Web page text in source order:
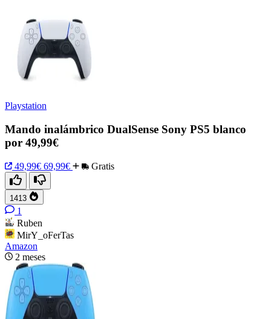
Playstation
Mando inalámbrico DualSense Sony PS5 blanco
por 49,99€
49,99€ 69,99€ Gratis
1413
1
Ruben
MirY_oFerTas
Amazon
2 meses